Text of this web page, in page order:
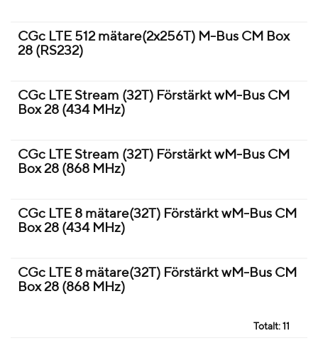
CGc LTE 512 mätare(2x256T) M-Bus CM Box
28 (RS232)
CGc LTE Stream (32T) Förstärkt wM-Bus CM
Box 28 (434 MHz)
CGc LTE Stream (32T) Förstärkt wM-Bus CM
Box 28 (868 MHz)
CGc LTE 8 mätare(32T) Förstärkt wM-Bus CM
Box 28 (434 MHz)
CGc LTE 8 mätare(32T) Förstärkt wM-Bus CM
Box 28 (868 MHz)
Totalt: 11